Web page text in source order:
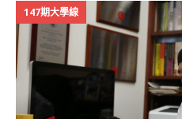
147期大學線